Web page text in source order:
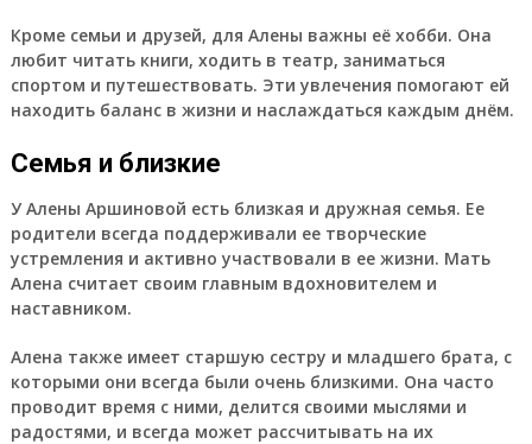
Кроме семьи и друзей, для Алены важны её хобби. Она
любит читать книги, ходить в театр, заниматься
спортом и путешествовать. Эти увлечения помогают ей
находить баланс в жизни и наслаждаться каждым днём.
Семья и близкие
У Алены Аршиновой есть близкая и дружная семья. Ее
родители всегда поддерживали ее творческие
устремления и активно участвовали в ее жизни. Мать
Алена считает своим главным вдохновителем и
наставником.
Алена также имеет старшую сестру и младшего брата, с
которыми они всегда были очень близкими. Она часто
проводит время с ними, делится своими мыслями и
радостями, и всегда может рассчитывать на их